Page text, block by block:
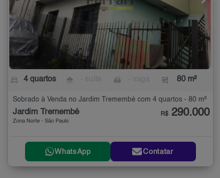
4 quartos 80 m²
Sobrado à Venda no Jardim Tremembé com 4 quartos - 80 m²
Jardim Tremembé
Zona Norte - São Paulo
R$ 290.000
WhatsApp Contatar